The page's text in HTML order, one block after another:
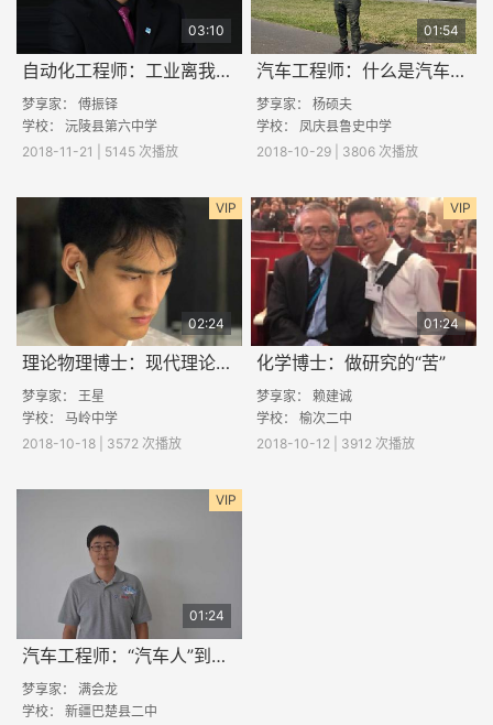
03:10
自动化工程师：工业离我们有多远？
梦享家： 傅振铎
学校： 沅陵县第六中学
2018-11-21 | 5145 次播放
01:54
汽车工程师：什么是汽车工程师？
梦享家： 杨硕夫
学校： 凤庆县鲁史中学
2018-10-29 | 3806 次播放
VIP
02:24
理论物理博士：现代理论物理研究什么？
梦享家： 王星
学校： 马岭中学
2018-10-18 | 3572 次播放
VIP
01:24
化学博士：做研究的“苦”
梦享家： 赖建诚
学校： 榆次二中
2018-10-12 | 3912 次播放
VIP
01:24
汽车工程师：“汽车人”到底酷不酷
梦享家： 满会龙
学校： 新疆巴楚县二中